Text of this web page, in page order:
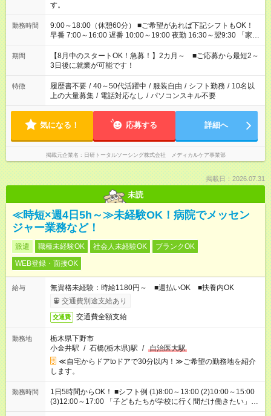
す。
勤務時間
9:00～18:00（休憩60分） ■ご希望があれば下記シフトもOK！
早番 7:00～16:00 遅番 10:00～19:00 夜勤 16:30～翌9:30 「家族
と休みを合わせたい」 「余裕を持って夕飯の準備がしたい」
「できれば残業はしたくない」 など、ご希望を教えてください
ね。 ※Wワーク希望の方へ 今ご覧のお仕事で希望する勤務時間
と、もう1つのお仕事の勤務時間。 合計で週40時間を超える場
合は応募できません。
期間
【8月中のスタートOK！急募！】2カ月～ ■ご応募から最短2～
3日後に就業が可能です！
特徴 履歴書不要 / 40～50代活躍中 / 服装自由 / シフト勤務 / 10名以
上の大量募集 / 電話対応なし / パソコンスキル不要
気になる！ 応募する 詳細へ
掲載元企業名 日研トータルソーシング株式会社 メディカルケア事業部
掲載日：2026.07.31
未読
≪時短×週4日5h～≫未経験OK！病院でメッセン
ジャー業務など！
派遣 職種未経験OK 社会人未経験OK
ブランクOK
WEB登録・面接OK
給与
無資格未経験：時給1180円～ ■週払いOK ■扶養内OK
交通費別途支給あり
交通費 交通費全額支給
勤務地
栃木県下野市
小金井駅 / 石橋(栃木県)駅 / 自治医大駅
≪自宅からドアtoドアで30分以内！≫ご希望の勤務地を紹介
します。
勤務時間
1日5時間からOK！ ■シフト例 (1)8:00～13:00 (2)10:00～15:00
(3)12:00～17:00 「子どもたちが学校に行く間だけ働きたい」
「余裕を持って夕飯の準備がしたい」 「午前中は働いて、午後